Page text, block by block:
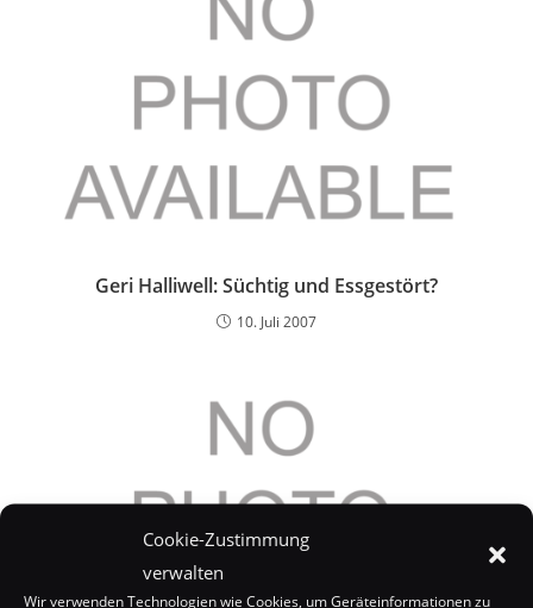
Cookie-Zustimmung
verwalten
Wir verwenden Technologien wie Cookies, um Geräteinformationen zu
Geri Halliwell: Süchtig und Essgestört?
10. Juli 2007